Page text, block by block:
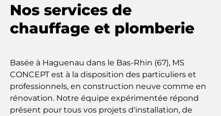
Nos services de
chauffage et plomberie
Basée à Haguenau dans le Bas-Rhin (67), MS
CONCEPT est à la disposition des particuliers et
professionnels, en construction neuve comme en
rénovation. Notre équipe expérimentée répond
présent pour tous vos projets d'installation, de